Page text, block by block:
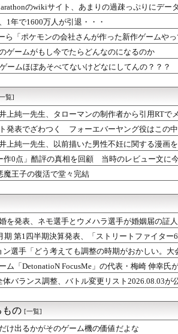
いう結論に達した
、三浦あずさ、秋月律子のカードのみが出現する
楽しみ🐟
て欲しい
新作、キャラクターカスタマイズで「あなたの姿
覚えていない説
つみまつよるまち」終演後 スペース...
ゲーム機の価値だよな
算発表、「ストリートファイター6」の販売...
話聞いたPさんたち☎
』サンダースは頼れる男
コウガ対策やスコヴィランの評価は？対戦環境を
ラセリア」コラボ情報 第2弾公開⚔
なのにそれの上位互換みたいなの出してくるとは
モーカーは本体が弱いからぎりぎり許せ… やっぱ
い？
チクワだけみたいな回があった気がする
の勿体ないよね選手権」グランプリは仮面ライダ
はヒーローズで終わってたのにどうした
杖は確保必須だった？代用武器と後から伸びる評
装するならドッペルだろう
ニンフィア増加への回答は？対戦環境の考察ま
ンクマッチ戦績報告と環境・レート帯を巡る議論
ズが強すぎると話題に【アプグレも約束】
ってますよ👍🏻
のwikiサイト、あまりの過疎っぷりにデー
1年で1600万人が引退・・・
ら「ポケモンの会社さんが作った新作ゲームやっ
ゲームがもし今でたらどんなのになるのか
ームほぼあそべてないけどなにしてんの？？？
覧]
上純一先生、タローマンの制作者から引用RT
発表でざわつく フォーエバーヤング役はこの
上純一先生、以前描いた男性不妊に関する漫画
作0点」酷評の真相を回顧 当時のレビュー文に
魔王子の復活で堂々完結
を発表、ネモ選手とウメハラ選手が婚姻届の証人
期 第1四半期決算発表、「ストリートファイタ
ン選手「どう考えても調整の時期がおかしい。
整。趣旨が一貫してない」
ム「DetonatioN FocusMe」の代表・梅崎 伸幸氏
体バランス調整、バトル変更リスト2026.08.03が
の [一覧]
け出るかがそのゲーム機の価値だよな